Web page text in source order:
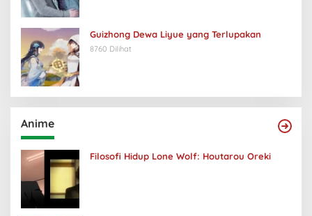
Guizhong Dewa Liyue yang Terlupakan
8760 Dilihat
Anime
Filosofi Hidup Lone Wolf: Houtarou Oreki